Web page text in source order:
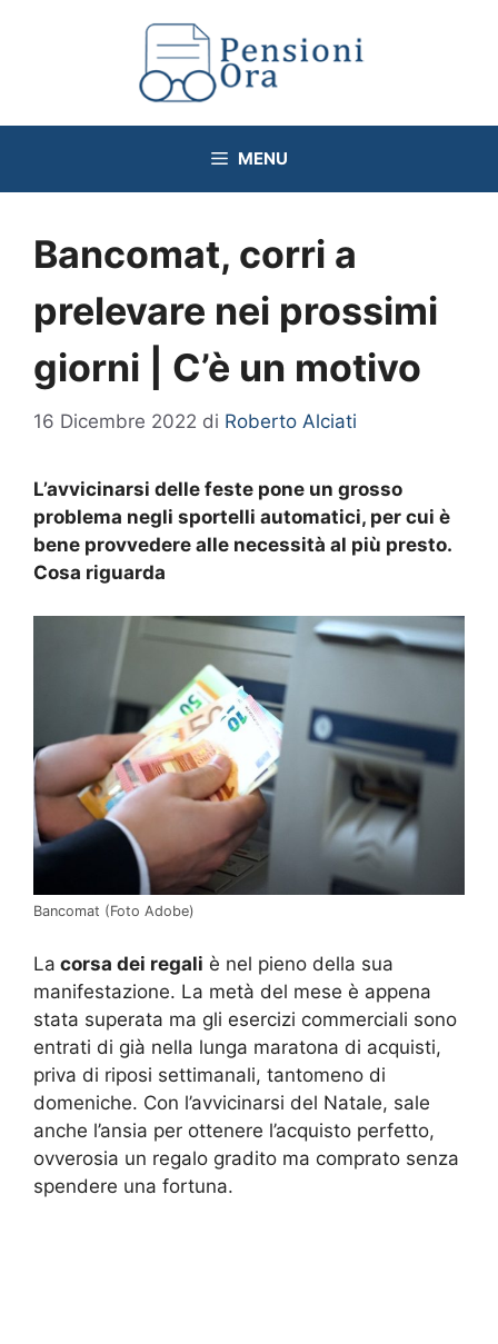
MENU
Bancomat, corri a
prelevare nei prossimi
giorni | C’è un motivo
16 Dicembre 2022 di Roberto Alciati
L’avvicinarsi delle feste pone un grosso
problema negli sportelli automatici, per cui è
bene provvedere alle necessità al più presto.
Cosa riguarda
Bancomat (Foto Adobe)
La corsa dei regali è nel pieno della sua
manifestazione. La metà del mese è appena
stata superata ma gli esercizi commerciali sono
entrati di già nella lunga maratona di acquisti,
priva di riposi settimanali, tantomeno di
domeniche. Con l’avvicinarsi del Natale, sale
anche l’ansia per ottenere l’acquisto perfetto,
ovverosia un regalo gradito ma comprato senza
spendere una fortuna.